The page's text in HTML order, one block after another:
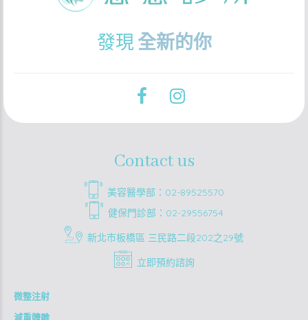
發現 全新的你
Contact us
美容醫學部：02-89525570
健保門診部：02-29556754
新北市板橋區 三民路二段202之29號
立即預約諮詢
微整注射
減重體雕